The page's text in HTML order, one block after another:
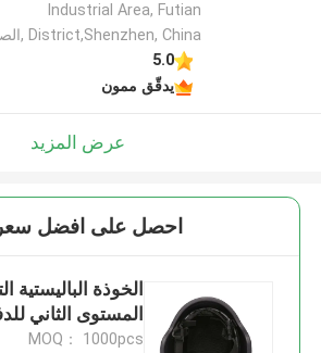
Industrial Area, Futian
District,Shenzhen, China ,الصين
5.0
يدقّق ممون
عرض المزيد
احصل على افضل
الخوذة الباليستية
المستوى الثاني
MOQ： 1000pcs